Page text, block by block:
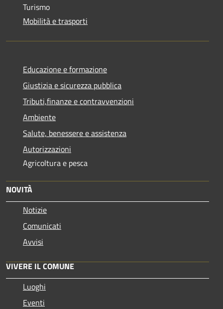
Turismo
Mobilità e trasporti
Educazione e formazione
Giustizia e sicurezza pubblica
Tributi,finanze e contravvenzioni
Ambiente
Salute, benessere e assistenza
Autorizzazioni
Agricoltura e pesca
NOVITÀ
Notizie
Comunicati
Avvisi
VIVERE IL COMUNE
Luoghi
Eventi